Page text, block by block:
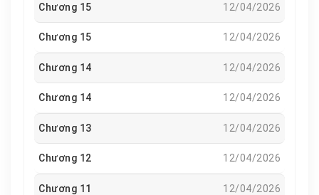
Chương 15 12/04/2026
Chương 15 12/04/2026
Chương 14 12/04/2026
Chương 14 12/04/2026
Chương 13 12/04/2026
Chương 12 12/04/2026
Chương 11 12/04/2026